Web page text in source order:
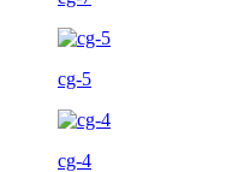
cg-5
cg-4